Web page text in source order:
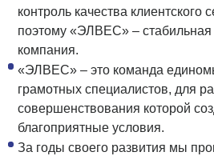
контроль качества клиентского
поэтому «ЭЛВЕС» –
компания.
«ЭЛВЕС» – это команда
грамотных специалистов, для
совершенствования которой
благоприятные условия.
За годы своего развития мы